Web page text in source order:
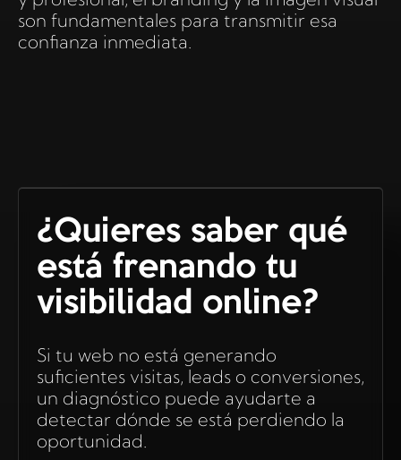
son fundamentales para transmitir esa
confianza inmediata.
¿Quieres saber qué
está frenando tu
visibilidad online?
Si tu web no está generando
suficientes visitas, leads o conversiones,
un diagnóstico puede ayudarte a
detectar dónde se está perdiendo la
oportunidad.